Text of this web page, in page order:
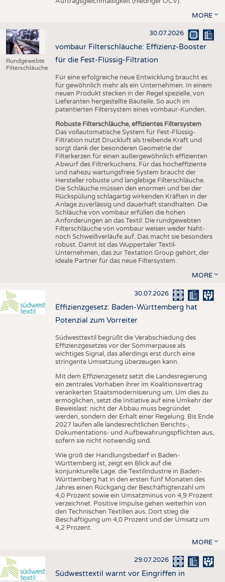
MORE
Rundgewebte
Filterschläuche
30.07.2026
vombaur Filterschläuche: Effizienz-Booster
für die Fest-Flüssig-Filtration
Für eine erfolgreiche neue Entwicklung braucht es
für gewöhnlich mehr als ein Unternehmen. In einem
neuen Produkt stecken in der Regel spezielle, von
Lieferanten hergestellte Bauteile. So auch im
patentierten Filtersystem eines vombaur-Kunden.
Robuste Filterschläuche, effizientes Filtersystem
Das vollautomatische System für Fest-Flüssig-
Filtration nutzt Druckluft als treibende Kraft und
sorgt dank der besonderen Geometrie der
Filterkerzen für einen außergewöhnlich effizienten
Abwurf des Filtrerkuchens. Für das hocheffiziente
und nahezu wartungsfreie System braucht der
Hersteller robuste und langlebige Filterschläuche.
Die Schläuche müssen den enormen und bei der
Rückspülung schlagartig wirkenden Kräften in der
Anlage zuverlässig und dauerhaft standhalten. Die
Schläuche von vombaur erfüllen die hohen
Anforderungen an das Textil: Die rundgewebten
Filterschläuche von vombaur weisen weder Naht-
noch Schweißverläufe auf. Das macht sie besonders
robust. Damit ist das Wuppertaler Textil-
Unternehmen, das zur Textation Group gehört, der
ideale Partner für das neue Filtersystem.
MORE
30.07.2026
Effizienzgesetz: Baden-Württemberg hat
Potenzial zum Vorreiter
Südwesttextil begrüßt die Verabschiedung des
Effizienzgesetzes vor der Sommerpause als
wichtiges Signal, das allerdings erst durch eine
stringente Umsetzung überzeugen kann.
Mit dem Effizienzgesetz setzt die Landesregierung
ein zentrales Vorhaben ihrer im Koalitionsvertrag
verankerten Staatsmodernisierung um. Um dies zu
ermöglichen, setzt die Initiative auf eine Umkehr der
Beweislast: nicht der Abbau muss begründet
werden, sondern der Erhalt einer Regelung. Bis Ende
2027 laufen alle landesrechtlichen Berichts-,
Dokumentations- und Aufbewahrungspflichten aus,
sofern sie nicht notwendig sind.
Wie groß der Handlungsbedarf in Baden-
Württemberg ist, zeigt ein Blick auf die
konjunkturelle Lage: die Textilindustrie in Baden-
Württemberg hat in den ersten fünf Monaten des
Jahres einen Rückgang der Beschäftigtenzahl um
4,0 Prozent sowie ein Umsatzminus von 4,9 Prozent
verzeichnet. Positive Impulse gehen weiterhin von
den Technischen Textilien aus. Dort stieg die
Beschäftigung um 4,0 Prozent und der Umsatz um
4,2 Prozent.
MORE
29.07.2026
Südwesttextil warnt vor Eingriffen in